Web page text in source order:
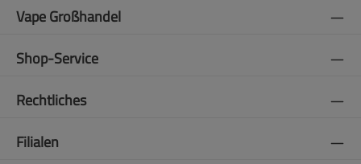
Vape Großhandel
Shop-Service
Rechtliches
Filialen